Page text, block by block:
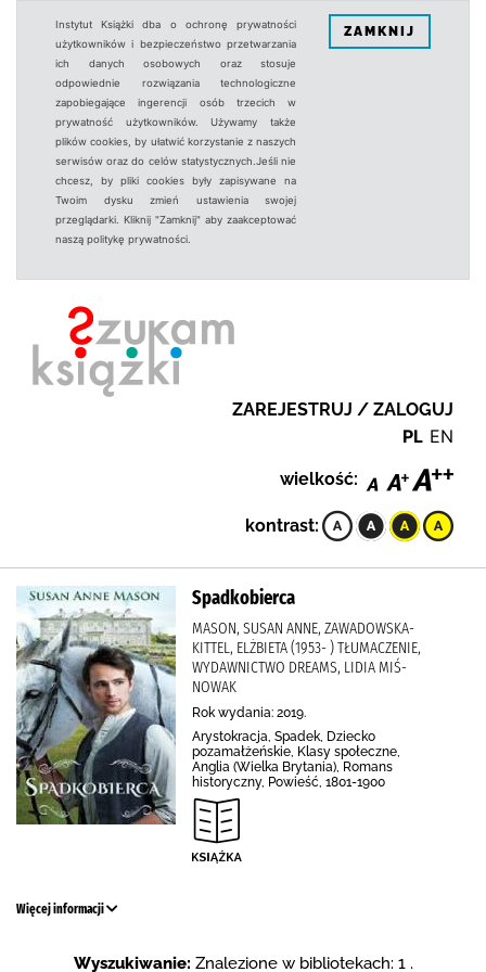
Instytut Książki dba o ochronę prywatności
użytkowników i bezpieczeństwo przetwarzania
ich danych osobowych oraz stosuje
odpowiednie rozwiązania technologiczne
zapobiegające ingerencji osób trzecich w
prywatność użytkowników. Używamy także
plików cookies, by ułatwić korzystanie z naszych
serwisów oraz do celów statystycznych.Jeśli nie
chcesz, by pliki cookies były zapisywane na
Twoim dysku zmień ustawienia swojej
przeglądarki. Kliknij "Zamknij" aby zaakceptować
naszą politykę prywatności.
ZAMKNIJ
ZAREJESTRUJ / ZALOGUJ
PL EN
wielkość:
kontrast:
Spadkobierca
MASON, SUSAN ANNE, ZAWADOWSKA-
KITTEL, ELŻBIETA (1953- ) TŁUMACZENIE,
WYDAWNICTWO DREAMS, LIDIA MIŚ-
NOWAK
Rok wydania: 2019.
Arystokracja, Spadek, Dziecko
pozamałżeńskie, Klasy społeczne,
Anglia (Wielka Brytania), Romans
historyczny, Powieść, 1801-1900
Więcej informacji
Wyszukiwanie: Znalezione w bibliotekach: 1 .